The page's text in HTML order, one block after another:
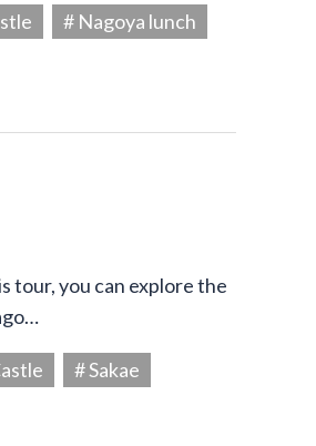
# Nagoya lunch
tour, you can explore the
# Sakae